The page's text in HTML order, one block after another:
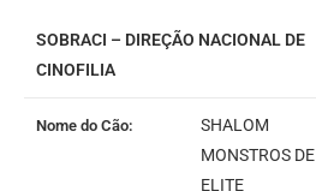
SOBRACI – DIREÇÃO NACIONAL DE
CINOFILIA
Nome do Cão:
SHALOM
MONSTROS DE
ELITE